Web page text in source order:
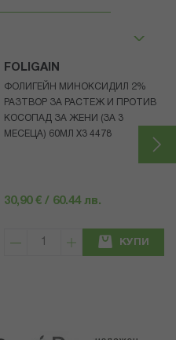
FOLIGAIN
ФОЛИГЕЙН МИНОКСИДИЛ 2%
РАЗТВОР ЗА РАСТЕЖ И ПРОТИВ
КОСОПАД ЗА ЖЕНИ (ЗА 3
МЕСЕЦА) 60МЛ X3 4478
30,90 € / 60.44 лв.
КУПИ